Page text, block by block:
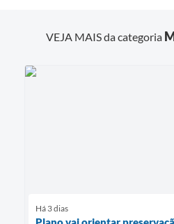
VEJA MAIS da categoria
Há 3 dias